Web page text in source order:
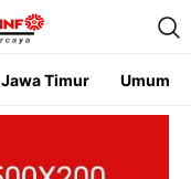
Jawa Timur Umum